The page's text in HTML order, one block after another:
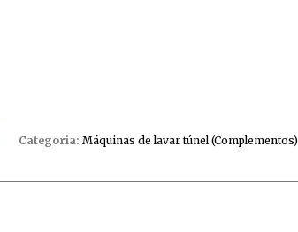
Categoria: Máquinas de lavar túnel (Complementos)